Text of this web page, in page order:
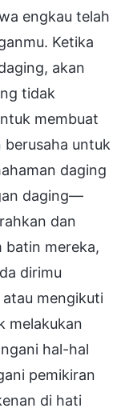
engkau telah
Ketika
akan
tidak
membuat
untuk
daging
daging—
dan
batin mereka,
dirimu
mengikuti
melakukan
hal-hal
pemikiran
di hati